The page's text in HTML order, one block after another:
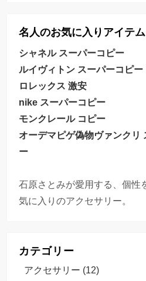
名人のお気に入りアイテム
シャネル スーパーコピー
ルイヴィトン スーパーコピー
ロレックス 激安
nike スーパーコピー
モンクレール コピー
オーデマピゲ偽物ヴァンクリ
ー
石原さとみが愛用する、個性
気に入りのアクセサリー。
カテゴリー
アクセサリー (12)